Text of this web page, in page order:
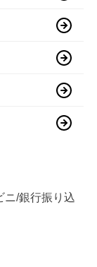
ニ/銀行振り込